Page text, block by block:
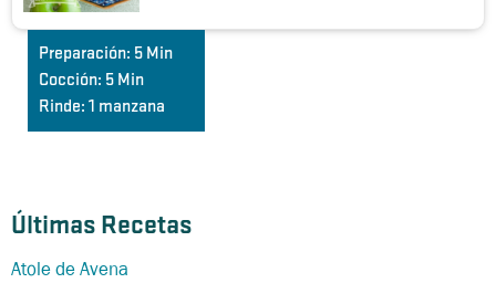
Últimas Recetas
Atole de Avena
Preparación: 5 Min
Cocción: 5 Min
Rinde: 1 manzana